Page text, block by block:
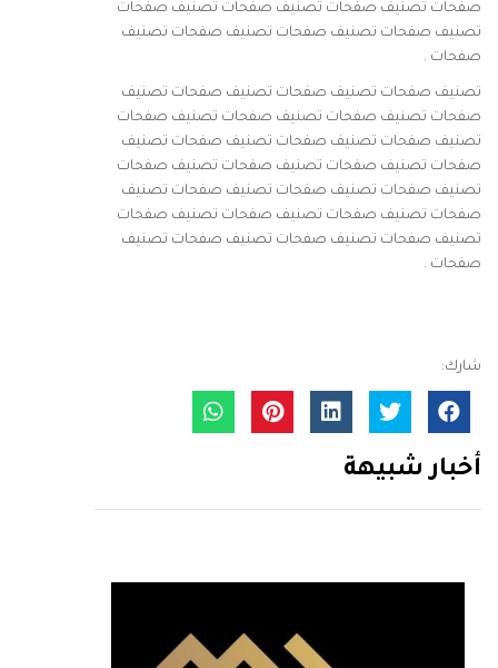
صفحات تصنيف صفحات تصنيف صفحات تصنيف صفحات
تصنيف صفحات تصنيف صفحات تصنيف صفحات تصنيف
صفحات .
تصنيف صفحات تصنيف صفحات تصنيف صفحات تصنيف
صفحات تصنيف صفحات تصنيف صفحات تصنيف صفحات
تصنيف صفحات تصنيف صفحات تصنيف صفحات تصنيف
صفحات تصنيف صفحات تصنيف صفحات تصنيف صفحات
تصنيف صفحات تصنيف صفحات تصنيف صفحات تصنيف
صفحات تصنيف صفحات تصنيف صفحات تصنيف صفحات
تصنيف صفحات تصنيف صفحات تصنيف صفحات تصنيف
صفحات .
شارك:
أخبار شبيهة